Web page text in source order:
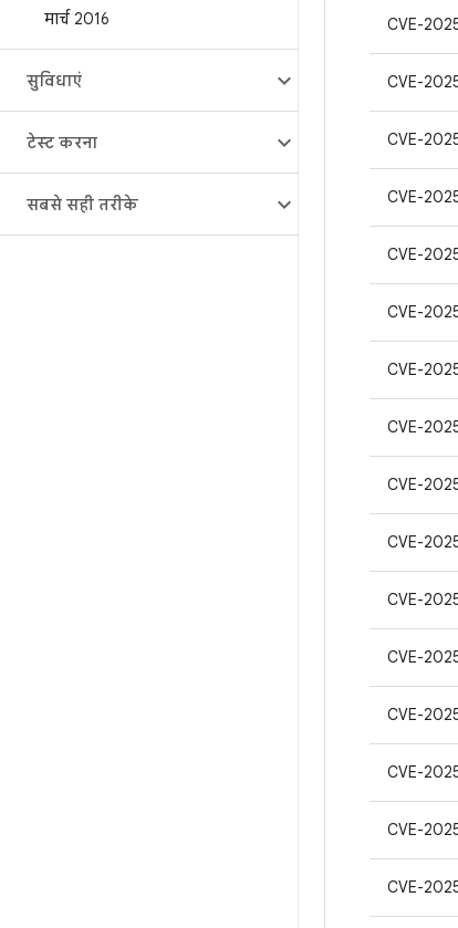
मार्च 2016
सुविधाएं
टेस्ट करना
सबसे सही तरीके
CVE-
CVE-
CVE-
CVE-
CVE-
CVE-
CVE-
CVE-
CVE-
CVE-
CVE-
CVE-
CVE-
CVE-
CVE-
CVE-